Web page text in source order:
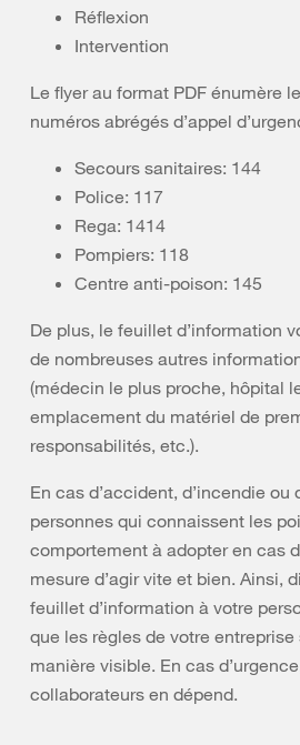
Réflexion
Intervention
Le flyer au format PDF énumère
numéros abrégés d’appel
Secours sanitaires: 144
Police: 117
Rega: 1414
Pompiers: 118
Centre anti-poison: 145
De plus, le feuillet d’information
de nombreuses autres
(médecin le plus proche, hôpital
emplacement du matériel de
responsabilités, etc.).
En cas d’accident, d’incendie ou
personnes qui connaissent les
comportement à adopter en cas
mesure d’agir vite et bien. Ainsi,
feuillet d’information à votre
que les règles de votre
manière visible. En cas
collaborateurs en dépend.